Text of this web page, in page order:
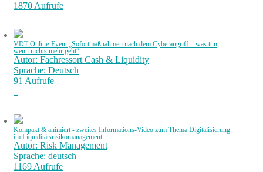
1870 Aufrufe
VDT Online-Event „Sofortmaßnahmen nach dem Cyberangriff – was tun,
wenn nichts mehr geht“
Autor: Fachressort Cash & Liquidity
Sprache: Deutsch
91 Aufrufe
Kompakt & animiert - zweites Informations-Video zum Thema Digitalisierung
im Liquiditätsrisikomanagement
Autor: Risk Management
Sprache: deutsch
1169 Aufrufe